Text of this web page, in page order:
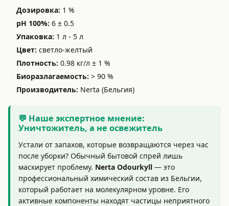
Дозировка: 1 %
pH 100%: 6 ± 0.5
Упаковка: 1 л - 5 л
Цвет: светло-желтый
Плотность: 0.98 кг/л ± 1 %
Биоразлагаемость: > 90 %
Производитель: Nerta (Бельгия)
💬 Наше экспертное мнение:
Уничтожитель, а не освежитель
Устали от запахов, которые возвращаются через час
после уборки? Обычный бытовой спрей лишь
маскирует проблему. Nerta Odourkyll — это
профессиональный химический состав из Бельгии,
который работает на молекулярном уровне. Его
активные компоненты находят частицы неприятного